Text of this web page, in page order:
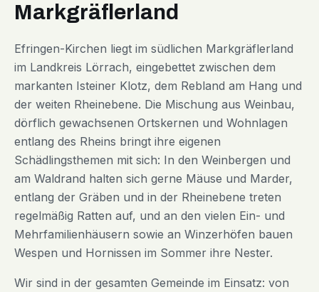
Markgräflerland
Efringen-Kirchen liegt im südlichen Markgräflerland
im Landkreis Lörrach, eingebettet zwischen dem
markanten Isteiner Klotz, dem Rebland am Hang und
der weiten Rheinebene. Die Mischung aus Weinbau,
dörflich gewachsenen Ortskernen und Wohnlagen
entlang des Rheins bringt ihre eigenen
Schädlingsthemen mit sich: In den Weinbergen und
am Waldrand halten sich gerne Mäuse und Marder,
entlang der Gräben und in der Rheinebene treten
regelmäßig Ratten auf, und an den vielen Ein- und
Mehrfamilienhäusern sowie an Winzerhöfen bauen
Wespen und Hornissen im Sommer ihre Nester.
Wir sind in der gesamten Gemeinde im Einsatz: von